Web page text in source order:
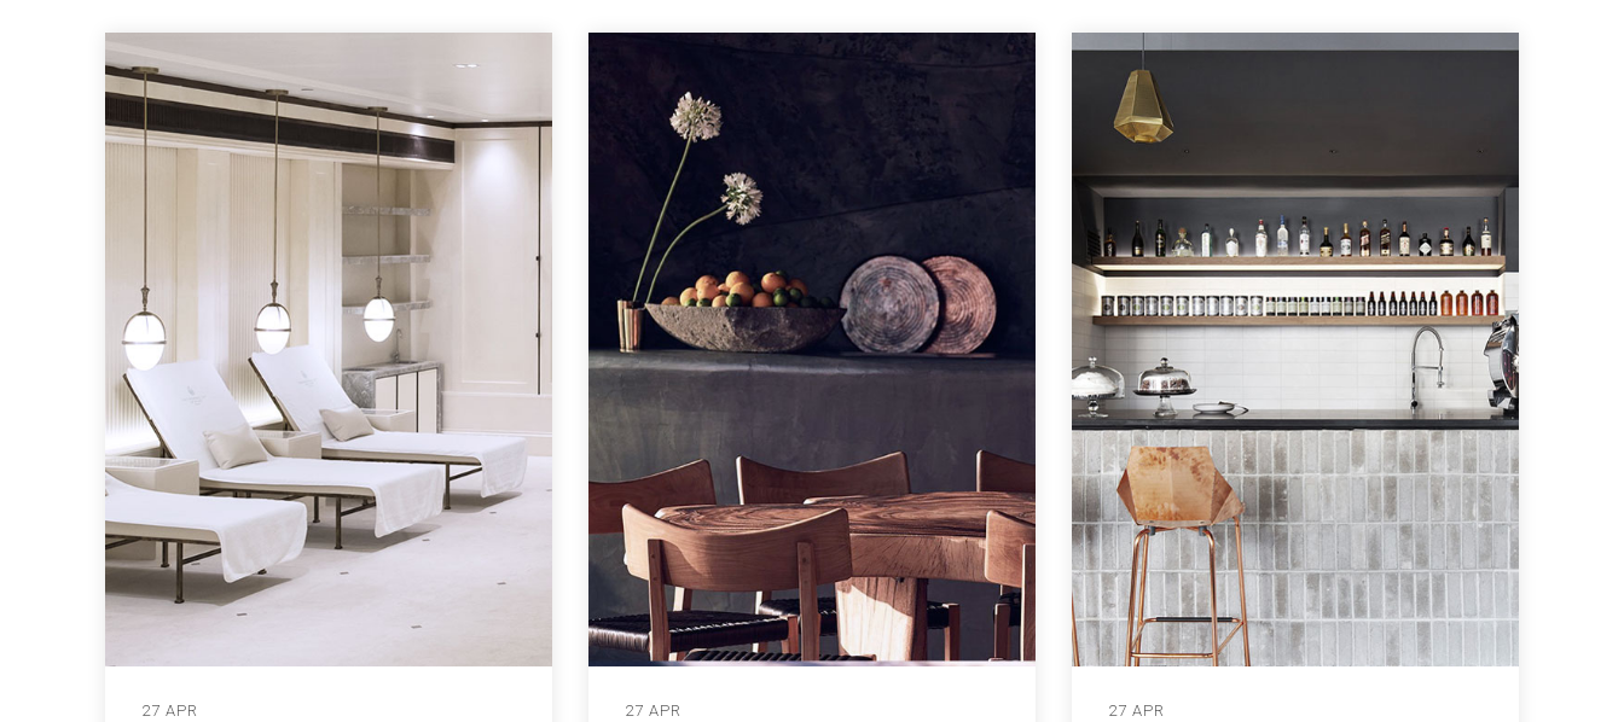
27 APR 27 APR 27 APR